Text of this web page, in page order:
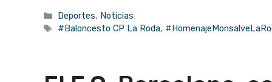
Categorías
Deportes, Noticias
Etiquetas
#Baloncesto CP La Roda,